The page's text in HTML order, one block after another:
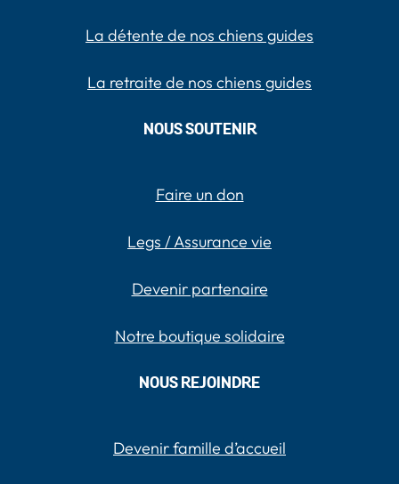
La détente de nos chiens guides
La retraite de nos chiens guides
NOUS SOUTENIR
Faire un don
Legs / Assurance vie
Devenir partenaire
Notre boutique solidaire
NOUS REJOINDRE
Devenir famille d’accueil